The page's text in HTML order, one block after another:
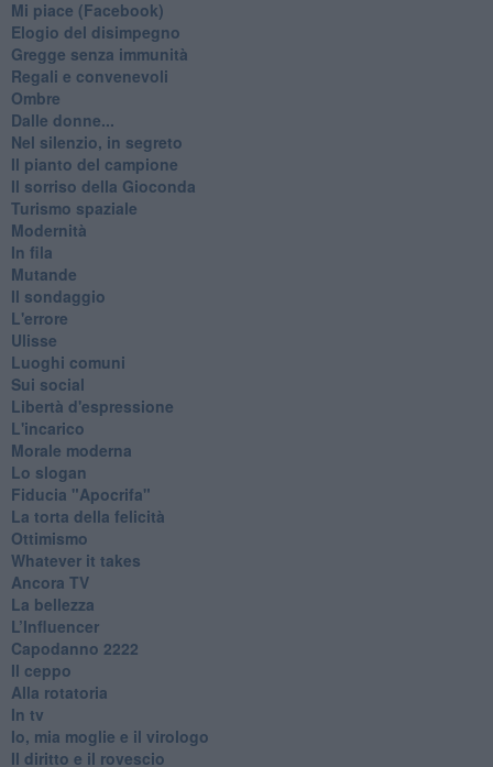
Mi piace (Facebook)
Elogio del disimpegno
Gregge senza immunità
Regali e convenevoli
Ombre
Dalle donne...
Nel silenzio, in segreto
Il pianto del campione
Il sorriso della Gioconda
Turismo spaziale
Modernità
In fila
Mutande
Il sondaggio
L'errore
Ulisse
Luoghi comuni
Sui social
Libertà d'espressione
L'incarico
Morale moderna
Lo slogan
Fiducia "Apocrifa"
La torta della felicità
Ottimismo
Whatever it takes
Ancora TV
La bellezza
L’Influencer
​Capodanno 2222
Il ceppo
Alla rotatoria
In tv
Io, mia moglie e il virologo
Il diritto e il rovescio